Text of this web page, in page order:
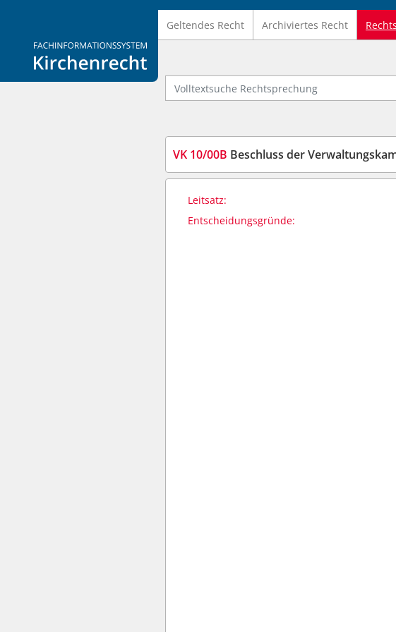
Logo Fachinformationssystem Kirchenrecht
Geltendes Recht Archiviertes Recht
Volltextsuche Rechtsprechung
VK 10/00B Beschluss der
Leitsatz:
Entscheidungsgründe: